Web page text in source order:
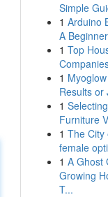
Simple
1 Arduino
A
1 Top
1
Results or
1
Furniture
1 The City
female
1 A Ghost
Growing
T...